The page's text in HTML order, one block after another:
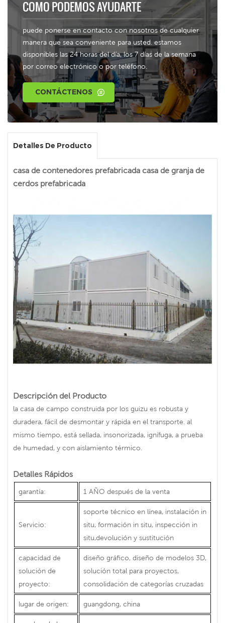
COMO PODEMOS AYUDARTE
puede ponerse en contacto con nosotros de cualquier
manera que sea conveniente para usted. estamos
disponibles las 24 horas del día, los 7 días de la semana
por correo electrónico o por teléfono.
CONTÁCTENOS
Detalles De Producto
casa de contenedores prefabricada casa de granja de
cerdos prefabricada
Descripción del Producto
la casa de campo construida por los guizu es robusta y
duradera, fácil de desmontar y rápida en el transporte. al
mismo tiempo, está sellada, insonorizada, ignífuga, a prueba
de humedad, y con aislamiento térmico.
Detalles Rápidos
garantía: 1 AÑO después de la venta
Servicio:
soporte técnico en línea, instalación in
situ, formación in situ, inspección in
situ,devolución y sustitución
capacidad de
solución de
proyecto:
diseño gráfico, diseño de modelos 3D,
solución total para proyectos,
consolidación de categorías cruzadas
lugar de origen: guangdong, china